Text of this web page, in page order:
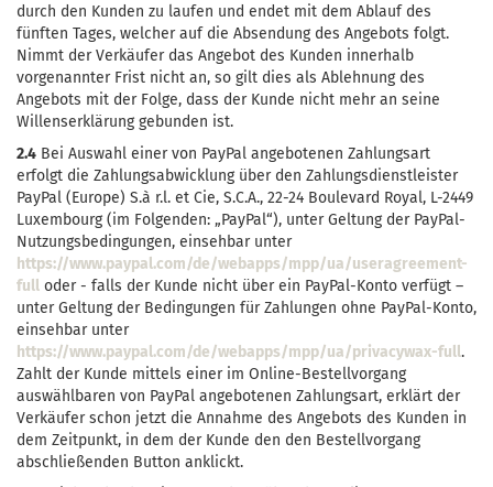
durch den Kunden zu laufen und endet mit dem Ablauf des
fünften Tages, welcher auf die Absendung des Angebots folgt.
Nimmt der Verkäufer das Angebot des Kunden innerhalb
vorgenannter Frist nicht an, so gilt dies als Ablehnung des
Angebots mit der Folge, dass der Kunde nicht mehr an seine
Willenserklärung gebunden ist.
2.4 Bei Auswahl einer von PayPal angebotenen Zahlungsart
erfolgt die Zahlungsabwicklung über den Zahlungsdienstleister
PayPal (Europe) S.à r.l. et Cie, S.C.A., 22-24 Boulevard Royal, L-2449
Luxembourg (im Folgenden: „PayPal“), unter Geltung der PayPal-
Nutzungsbedingungen, einsehbar unter
https://www.paypal.com/de/webapps/mpp/ua/useragreement-
full oder - falls der Kunde nicht über ein PayPal-Konto verfügt –
unter Geltung der Bedingungen für Zahlungen ohne PayPal-Konto,
einsehbar unter
https://www.paypal.com/de/webapps/mpp/ua/privacywax-full.
Zahlt der Kunde mittels einer im Online-Bestellvorgang
auswählbaren von PayPal angebotenen Zahlungsart, erklärt der
Verkäufer schon jetzt die Annahme des Angebots des Kunden in
dem Zeitpunkt, in dem der Kunde den den Bestellvorgang
abschließenden Button anklickt.